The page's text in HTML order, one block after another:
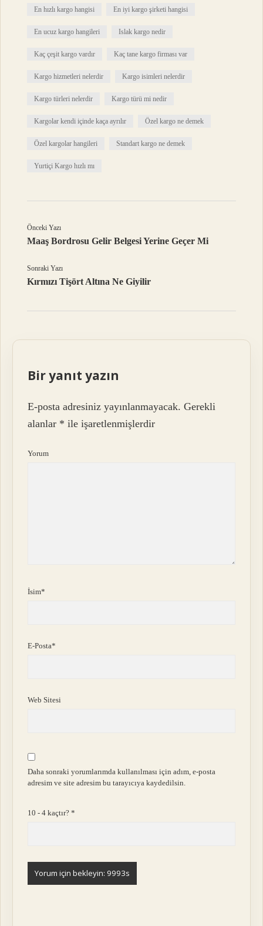
En hızlı kargo hangisi En iyi kargo şirketi hangisi
En ucuz kargo hangileri Islak kargo nedir
Kaç çeşit kargo vardır Kaç tane kargo firması var
Kargo hizmetleri nelerdir Kargo isimleri nelerdir
Kargo türleri nelerdir Kargo türü mi nedir
Kargolar kendi içinde kaça ayrılır Özel kargo ne demek
Özel kargolar hangileri Standart kargo ne demek
Yurtiçi Kargo hızlı mı
Önceki Yazı
Maaş Bordrosu Gelir Belgesi Yerine Geçer Mi
Sonraki Yazı
Kırmızı Tişört Altına Ne Giyilir
Bir yanıt yazın
E-posta adresiniz yayınlanmayacak. Gerekli
alanlar * ile işaretlenmişlerdir
Yorum
İsim*
E-Posta*
Web Sitesi
Daha sonraki yorumlarımda kullanılması için adım, e-posta
adresim ve site adresim bu tarayıcıya kaydedilsin.
10 - 4 kaçtır?*